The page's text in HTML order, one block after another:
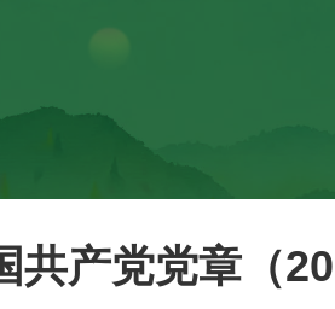
共产党党章（